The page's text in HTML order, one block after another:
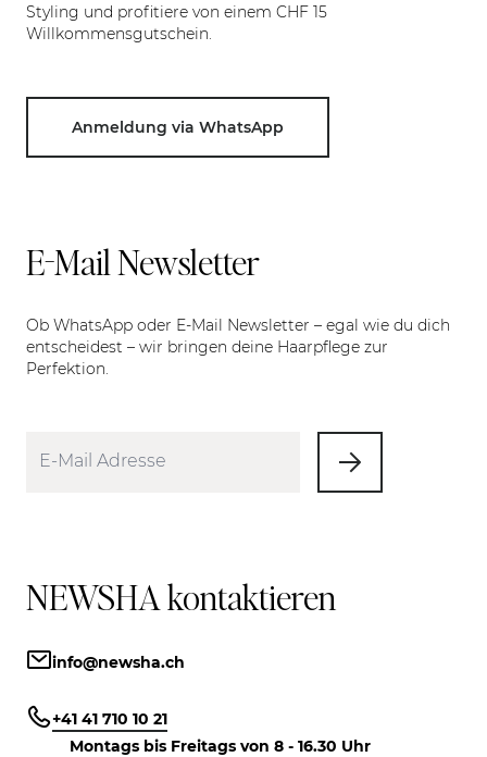
Styling und profitiere von einem CHF 15
Willkommensgutschein.
Anmeldung via WhatsApp
E-Mail Newsletter
Ob WhatsApp oder E-Mail Newsletter – egal wie du dich
entscheidest – wir bringen deine Haarpflege zur
Perfektion.
NEWSHA kontaktieren
info@newsha.ch
+41 41 710 10 21
Montags bis Freitags von 8 - 16.30 Uhr